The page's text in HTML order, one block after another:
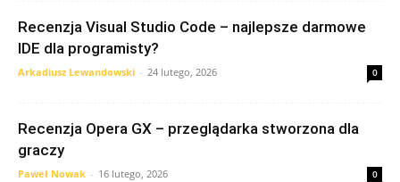
Recenzja Visual Studio Code – najlepsze darmowe
IDE dla programisty?
Arkadiusz Lewandowski - 24 lutego, 2026 0
Recenzja Opera GX – przeglądarka stworzona dla
graczy
Paweł Nowak - 16 lutego, 2026 0